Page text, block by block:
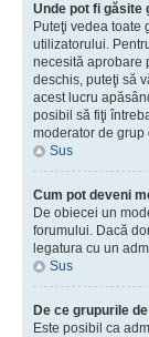
Unde pot fi găsite
Puteţi vedea toate
utilizatorului.
necesită aprobare
deschis, puteţi să
acest lucru
posibil să fiţi
moderator de grup
Sus
Cum pot deveni
De obiecei un
forumului. Dacă
legatura cu un
Sus
De ce grupurile
Este posibil ca